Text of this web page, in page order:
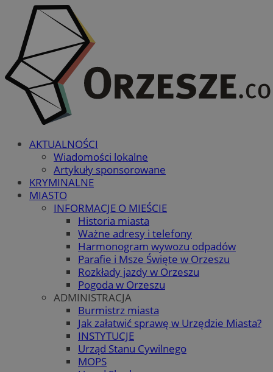
AKTUALNOŚCI
Wiadomości lokalne
Artykuły sponsorowane
KRYMINALNE
MIASTO
INFORMACJE O MIEŚCIE
Historia miasta
Ważne adresy i telefony
Harmonogram wywozu odpadów
Parafie i Msze Święte w Orzeszu
Rozkłady jazdy w Orzeszu
Pogoda w Orzeszu
ADMINISTRACJA
Burmistrz miasta
Jak załatwić sprawę w Urzędzie Miasta?
INSTYTUCJE
Urząd Stanu Cywilnego
MOPS